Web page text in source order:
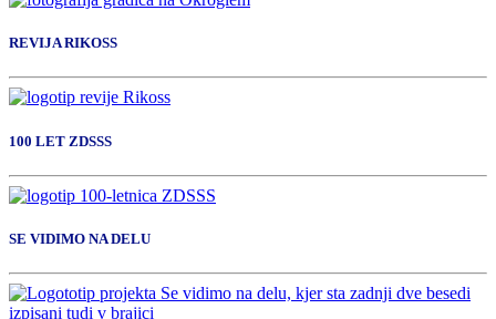
REVIJA RIKOSS
100 LET ZDSSS
SE VIDIMO NA DELU